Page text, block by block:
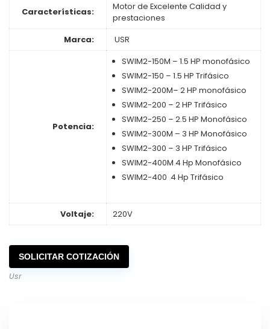
Características:
Motor de Excelente Calidad y
prestaciones
Marca:
USR
Potencia:
SWIM2-150M – 1.5 HP monofásico
SWIM2-150 – 1.5 HP Trifásico
SWIM2-200M– 2 HP monofásico
SWIM2-200 – 2 HP Trifásico
SWIM2-250 – 2.5 HP Monofásico
SWIM2-300M – 3 HP Monofásico
SWIM2-300 – 3 HP Trifásico
SWIM2-400M 4 Hp Monofásico
SWIM2-400 4 Hp Trifásico
Voltaje: 220V
SOLICITAR COTIZACIÓN
Usr